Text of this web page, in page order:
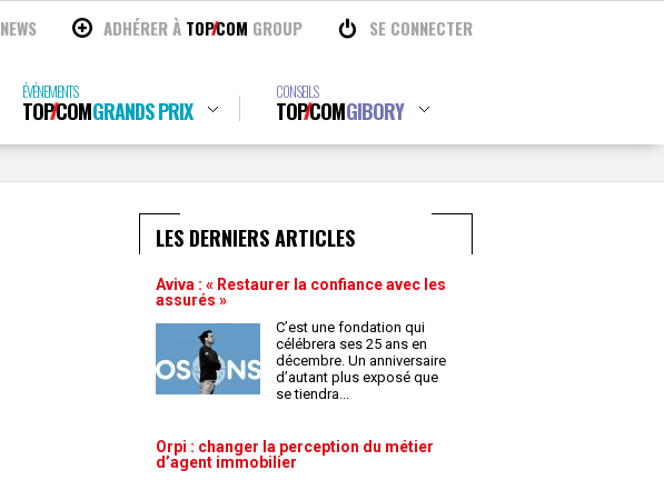
NEWS ADHÉRER À TOPCOM GROUP SE CONNECTER
ÉVÉNEMENTS
TOPCOMGRANDS PRIX
CONSEILS
TOPCOMGIBORY
LES DERNIERS ARTICLES
Aviva : « Restaurer la confiance avec les
assurés »
C’est une fondation qui
célébrera ses 25 ans en
décembre. Un anniversaire
d’autant plus exposé que
se tiendra...
Orpi : changer la perception du métier
d’agent immobilier